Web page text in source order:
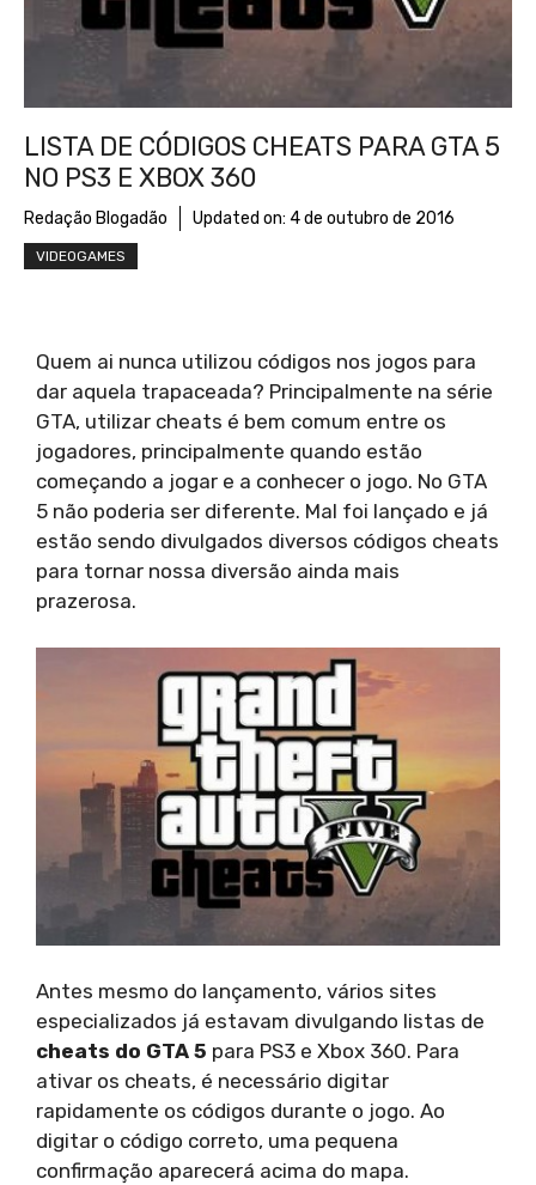
LISTA DE CÓDIGOS CHEATS PARA GTA 5
NO PS3 E XBOX 360
Redação Blogadão Updated on: 4 de outubro de 2016
VIDEOGAMES
Quem ai nunca utilizou códigos nos jogos para
dar aquela trapaceada? Principalmente na série
GTA, utilizar cheats é bem comum entre os
jogadores, principalmente quando estão
começando a jogar e a conhecer o jogo. No GTA
5 não poderia ser diferente. Mal foi lançado e já
estão sendo divulgados diversos códigos cheats
para tornar nossa diversão ainda mais
prazerosa.
Antes mesmo do lançamento, vários sites
especializados já estavam divulgando listas de
cheats do GTA 5 para PS3 e Xbox 360. Para
ativar os cheats, é necessário digitar
rapidamente os códigos durante o jogo. Ao
digitar o código correto, uma pequena
confirmação aparecerá acima do mapa.